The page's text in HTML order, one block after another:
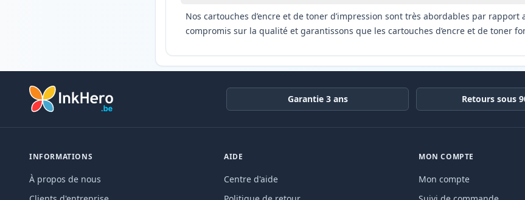
Nos cartouches d’encre et de toner d’impression sont très abordables par
compromis sur la qualité et garantissons que les cartouches d’encre et de toner
Garantie 3 ans Retours sous
INFORMATIONS
À propos de nous
AIDE
Centre d'aide
MON COMPTE
Mon compte